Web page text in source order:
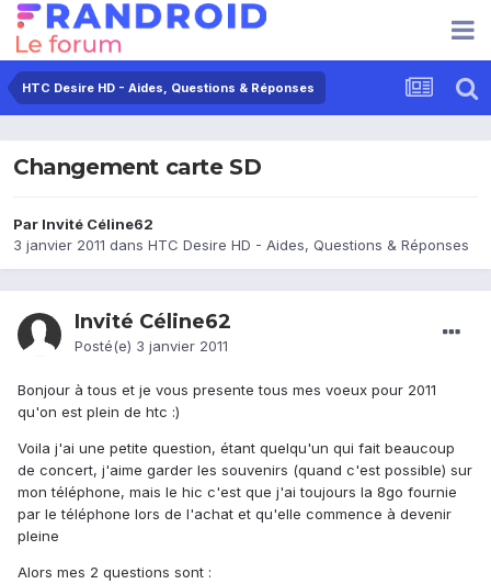
HTC Desire HD - Aides, Questions & Réponses
Changement carte SD
Par Invité Céline62
3 janvier 2011 dans HTC Desire HD - Aides, Questions & Réponses
Invité Céline62
Posté(e) 3 janvier 2011
Bonjour à tous et je vous presente tous mes voeux pour 2011
qu'on est plein de htc :)
Voila j'ai une petite question, étant quelqu'un qui fait beaucoup
de concert, j'aime garder les souvenirs (quand c'est possible) sur
mon téléphone, mais le hic c'est que j'ai toujours la 8go fournie
par le téléphone lors de l'achat et qu'elle commence à devenir
pleine
Alors mes 2 questions sont :